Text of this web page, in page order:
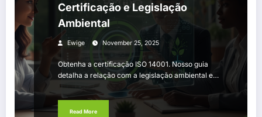
Certificação e Legislação
Ambiental
Ewige November 25, 2025
Obtenha a certificação ISO 14001. Nosso guia
detalha a relação com a legislação ambiental e…
Read More